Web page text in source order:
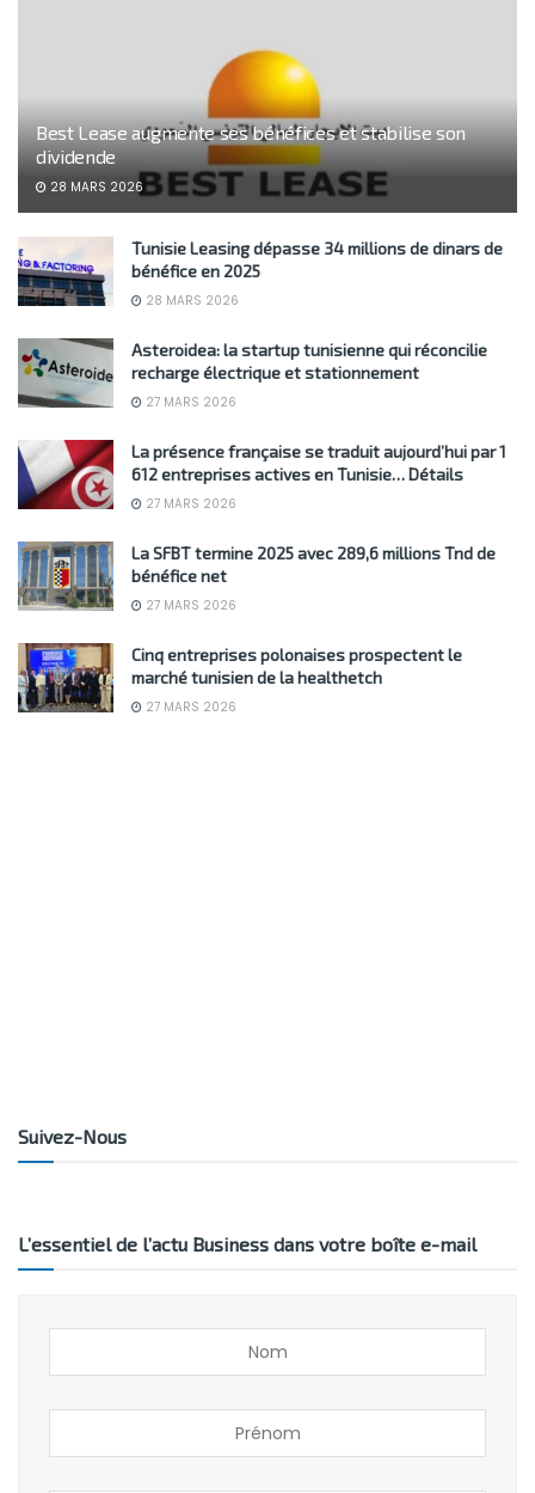
Best Lease augmente ses bénéfices et stabilise son
dividende
28 MARS 2026
Tunisie Leasing dépasse 34 millions de dinars de
bénéfice en 2025
28 MARS 2026
Asteroidea: la startup tunisienne qui réconcilie
recharge électrique et stationnement
27 MARS 2026
La présence française se traduit aujourd’hui par 1
612 entreprises actives en Tunisie… Détails
27 MARS 2026
La SFBT termine 2025 avec 289,6 millions Tnd de
bénéfice net
27 MARS 2026
Cinq entreprises polonaises prospectent le
marché tunisien de la healthetch
27 MARS 2026
Suivez-Nous
L’essentiel de l’actu Business dans votre boîte e-mail